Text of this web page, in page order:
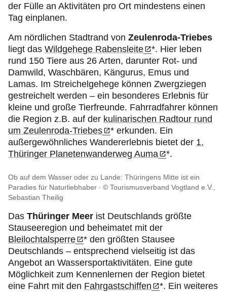
der Fülle an Aktivitäten pro Ort mindestens einen
Tag einplanen.
Am nördlichen Stadtrand von Zeulenroda-Triebes
liegt das Wildgehege Rabensleite
*. Hier leben
rund 150 Tiere aus 26 Arten, darunter Rot- und
Damwild, Waschbären, Kängurus, Emus und
Lamas. Im Streichelgehege können Zwergziegen
gestreichelt werden – ein besonderes Erlebnis für
kleine und große Tierfreunde. Fahrradfahrer können
die Region z.B. auf der kulinarischen Radtour rund
um Zeulenroda-Triebes
* erkunden. Ein
außergewöhnliches Wandererlebnis bietet der 1.
Thüringer Planetenwanderweg Auma
*.
Ob auf dem Wasser oder zu Lande: Thüringens Mitte ist ein
Paradies für Naturliebhaber
© Tourismusverband Vogtland e.V.,
Sebastian Theilig
Das Thüringer Meer ist Deutschlands größte
Stauseeregion und beheimatet mit der
Bleilochtalsperre
* den größten Stausee
Deutschlands – entsprechend vielseitig ist das
Angebot an Wassersportaktivitäten. Eine gute
Möglichkeit zum Kennenlernen der Region bietet
eine Fahrt mit den Fahrgastschiffen
*. Ein weiteres